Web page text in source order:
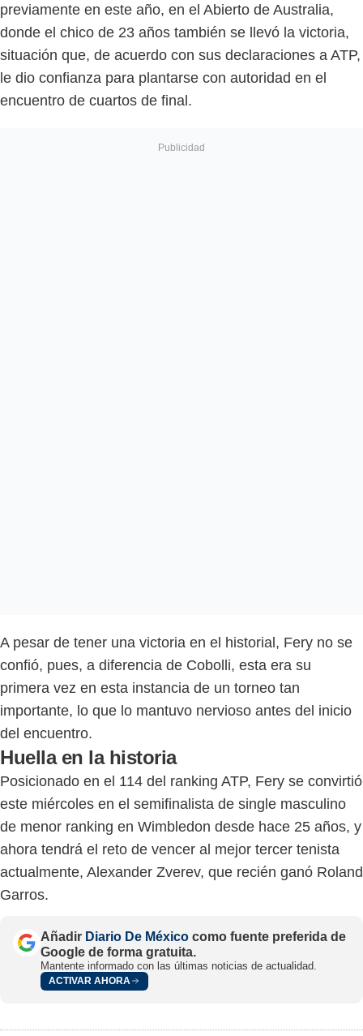
previamente en este año, en el Abierto de Australia,
donde el chico de 23 años también se llevó la victoria,
situación que, de acuerdo con sus declaraciones a ATP,
le dio confianza para plantarse con autoridad en el
encuentro de cuartos de final.
A pesar de tener una victoria en el historial, Fery no se
confió, pues, a diferencia de Cobolli, esta era su
primera vez en esta instancia de un torneo tan
importante, lo que lo mantuvo nervioso antes del inicio
del encuentro.
Huella en la historia
Posicionado en el 114 del ranking ATP, Fery se convirtió
este miércoles en el semifinalista de single masculino
de menor ranking en Wimbledon desde hace 25 años, y
ahora tendrá el reto de vencer al mejor tercer tenista
actualmente, Alexander Zverev, que recién ganó Roland
Garros.
Añadir Diario De México como fuente preferida de
Google de forma gratuita.
Mantente informado con las últimas noticias de actualidad.
ACTIVAR AHORA